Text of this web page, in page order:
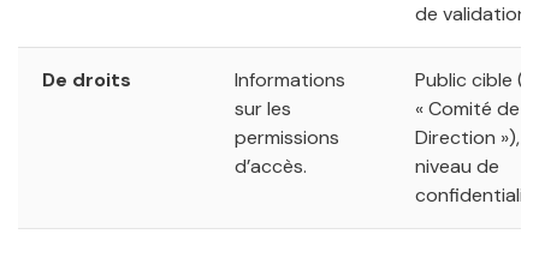
de validation.
De droits
Informations
sur les
permissions
d’accès.
Public cible
« Comité de
Direction »),
niveau de